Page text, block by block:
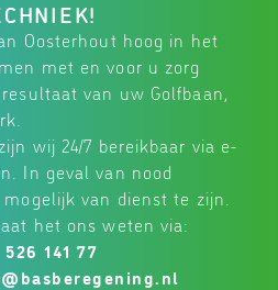
Oosterhout hoog in het
met en voor u zorg
van uw Golfbaan,
wij 24/7 bereikbaar via e-
In geval van nood
van dienst te zijn.
het ons weten via:
141 77
ln.gninegerebsab